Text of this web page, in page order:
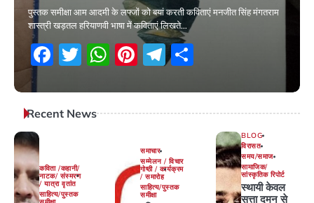
पुस्तक समीक्षा आम आदमी के लफ्जों को बयां करती कविताएं मनजीत सिंह मंगतराम
शास्त्री खड़तल हरियाणवी भाषा में कविताएं लिखते…
Facebook
Twitter
WhatsApp
Pinterest
Telegram
30 November 2025
Recent News
कविता /कहानी/
नाटक/ संस्मरण
/ यात्रा वृतांत
साहित्य/पुस्तक
समाचार
सम्मेलन / विचार
गोष्ठी / कार्यक्रम
/ समारोह
साहित्य/पुस्तक
समीक्षा
BLOG
विरासत
समय/समाज
सामाजिक/
सांस्कृतिक रिपोर्ट
स्थायी केवल
सत्ता दमन से